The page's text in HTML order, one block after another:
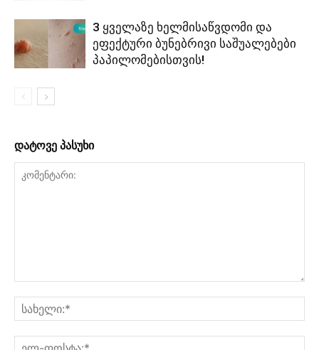
3 ყველაზე ხელმისაწვდომი და
ეფექტური ბუნებრივი საშუალებები
პაპილომებისთვის!
დატოვე პასუხი